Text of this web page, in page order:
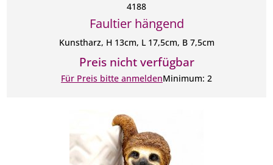
4188
Faultier hängend
Kunstharz, H 13cm, L 17,5cm, B 7,5cm
Preis nicht verfügbar
Für Preis bitte anmeldenMinimum: 2